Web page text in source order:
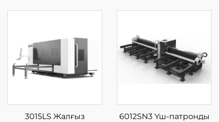
3015LS Жалғыз
6012SN3 Үш-патронды